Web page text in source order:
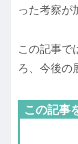
った考察が
この記事で
ろ、今後の
この記事